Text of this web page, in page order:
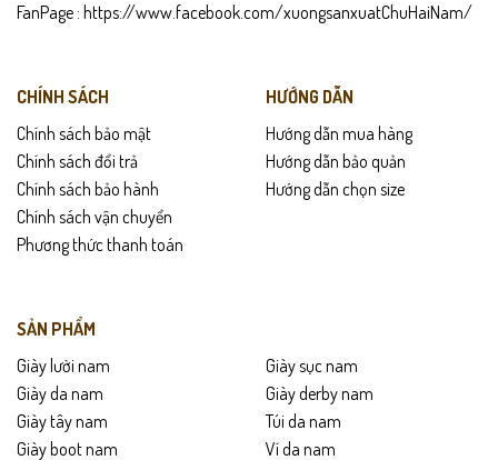
FanPage : https://www.facebook.com/xuongsanxuatChuHaiNam/
CHÍNH SÁCH
Chính sách bảo mật
Chính sách đổi trả
Chính sách bảo hành
Chính sách vận chuyển
Phương thức thanh toán
HƯỚNG DẪN
Hướng dẫn mua hàng
Hướng dẫn bảo quản
Hướng dẫn chọn size
SẢN PHẨM
Giày lười nam
Giày da nam
Giày tây nam
Giày boot nam
Giày sục nam
Giày derby nam
Túi da nam
Ví da nam